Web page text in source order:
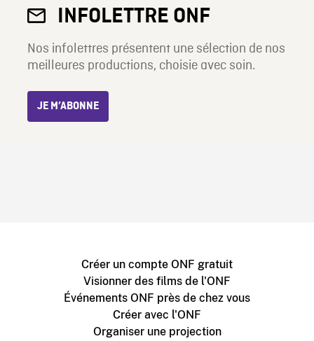
INFOLETTRE ONF
Nos infolettres présentent une sélection de nos
meilleures productions, choisie avec soin.
JE M’ABONNE
Créer un compte ONF gratuit
Visionner des films de l'ONF
Événements ONF près de chez vous
Créer avec l'ONF
Organiser une projection